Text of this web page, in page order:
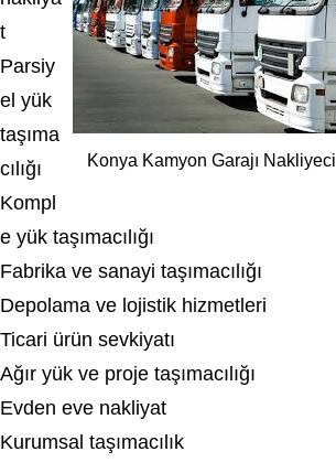
Konya Kamyon Garajı Nakliyeci
t
Parsiy
el yük
taşıma
cılığı
Kompl
e yük taşımacılığı
Fabrika ve sanayi taşımacılığı
Depolama ve lojistik hizmetleri
Ticari ürün sevkiyatı
Ağır yük ve proje taşımacılığı
Evden eve nakliyat
Kurumsal taşımacılık